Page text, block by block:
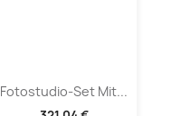
Fotostudio-Set Mit...